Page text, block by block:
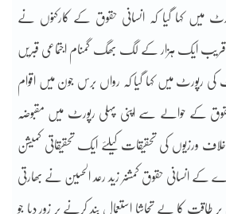
میں کہا گیا کہ انسانی حقوق کے کارکنوں نے
قریب ایک ہزار کے لگ بھگ گمنام اجتماعی قبریں
کی رپورٹ میں کہا گیا کہ رواں برس جون میں اقوام
حقوق کے حوالے سے اپنی پہلی رپورٹ میں مقبوضہ
ورزیوں کی تحقیقات کیلئے ایک تحقیقاتی کمیشن
کے انسانی حقوق کمشنر زید رعد الحسین نے بھارتی
طاقت کا بے تحاشا استعمال بند کرنے پر زور دیا جو